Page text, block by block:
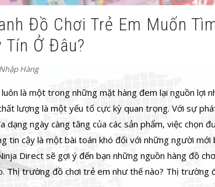
Tín Ở Đâu?
Hàng
là một trong những mặt hàng đem lại nguồn lợi
lượng là một yếu tố cực kỳ quan trọng. Với sự
dạng ngày càng tăng của các sản phẩm, việc chọn
tin cậy là một bài toán khó đối với những người mới
Direct sẽ gợi ý đến bạn những nguồn hàng đồ
Thị trường đồ chơi trẻ em như thế nào? Thị trường